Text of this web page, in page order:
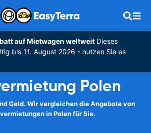
auf Mietwagen weltweitDieses
bis 11. August 2026 - nutzen Sie es
Polen
Geld. Wir vergleichen die Angebote von
in Polen für Sie.